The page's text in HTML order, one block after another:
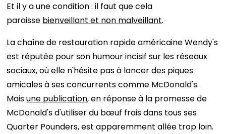
Et il y a une condition : il faut que cela
paraisse bienveillant et non malveillant.
La chaîne de restauration rapide américaine Wendy's
est réputée pour son humour incisif sur les réseaux
sociaux, où elle n'hésite pas à lancer des piques
amicales à ses concurrents comme McDonald's.
Maisune publication, en réponse à la promesse de
McDonald's d'utiliser du bœuf frais dans tous ses
Quarter Pounders, est apparemment allée trop loin.